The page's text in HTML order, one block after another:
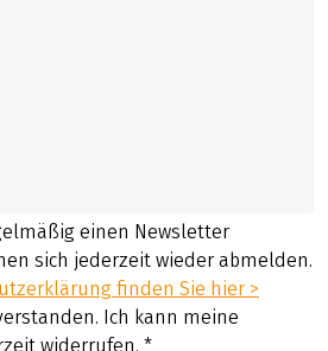
einen Newsletter
sich jederzeit wieder abmelden.
finden Sie hier >
Ich kann meine
widerrufen. *